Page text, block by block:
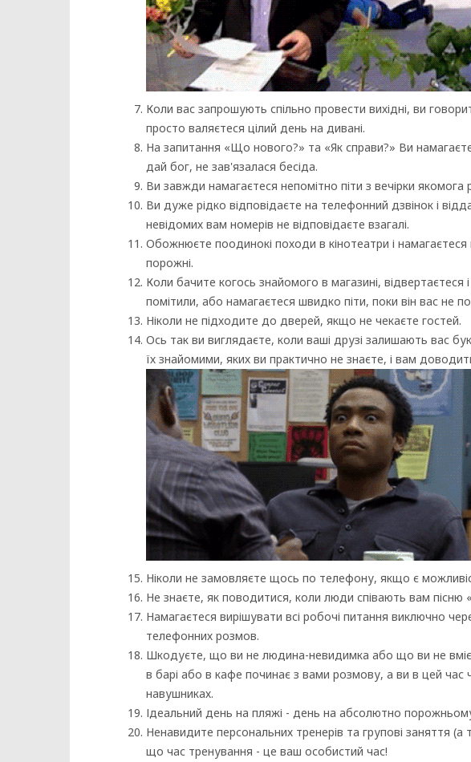
Коли вас запрошують спільно провести вихідні, ви
просто валяєтеся цілий день на дивані.
На запитання «Що нового?» та «Як справи?» Ви
дай бог, не зав'язалася бесіда.
Ви завжди намагаєтеся непомітно піти з вечірки якомога
Ви дуже рідко відповідаєте на телефонний дзвінок і
невідомих вам номерів не відповідаєте взагалі.
Обожнюєте поодинокі походи в кінотеатри і
порожні.
Коли бачите когось знайомого в магазині,
помітили, або намагаєтеся швидко піти, поки він вас не
Ніколи не підходите до дверей, якщо не чекаєте гостей.
Ось так ви виглядаєте, коли ваші друзі залишають вас
їх знайомими, яких ви практично не знаєте, і вам
Ніколи не замовляєте щось по телефону, якщо є
Не знаєте, як поводитися, коли люди співають вам
Намагаєтеся вирішувати всі робочі питання виключно
телефонних розмов.
Шкодуєте, що ви не людина-невидимка або що ви не
в барі або в кафе починає з вами розмову, а ви в цей час
навушниках.
Ідеальний день на пляжі - день на абсолютно
Ненавидите персональних тренерів та групові заняття
що час тренування - це ваш особистий час!